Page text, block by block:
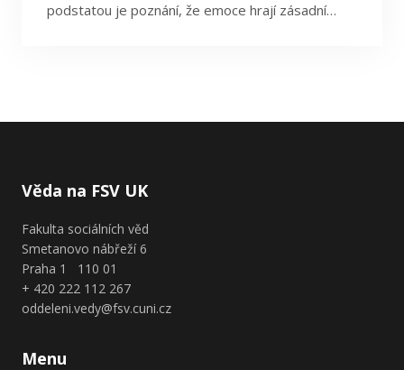
podstatou je poznání, že emoce hrají zásadní…
Věda na FSV UK
Fakulta sociálních věd
Smetanovo nábřeží 6
Praha 1 110 01
+ 420 222 112 267
oddeleni.vedy@fsv.cuni.cz
Menu